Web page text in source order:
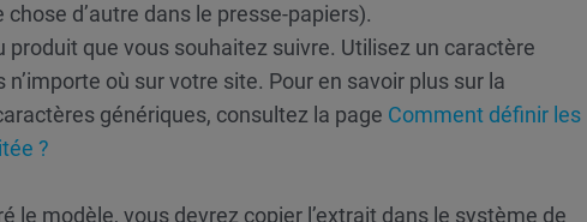
d’autre dans le presse-papiers).
produit que vous souhaitez suivre. Utilisez un caractère
où sur votre site. Pour en savoir plus sur la
génériques, consultez la page Comment définir les
?
le modèle, vous devrez copier l’extrait dans le système de